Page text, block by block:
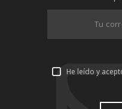
He leído y